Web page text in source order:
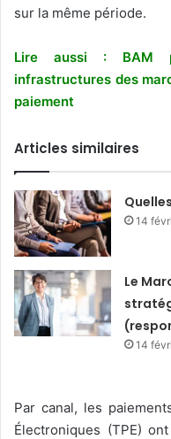
sur la même période.
Lire aussi : BAM
infrastructures des
paiement
Articles similaires
14
Le
14
Par canal, les
Électroniques (TPE)